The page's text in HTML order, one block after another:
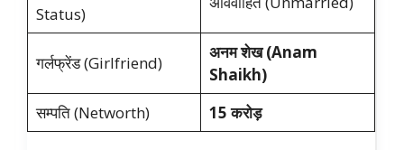
Status)
गर्लफ्रेंड (Girlfriend)
अनम शेख (Anam
Shaikh)
सम्पति (Networth)
15 करोड़